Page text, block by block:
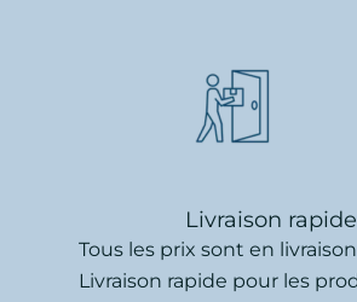
Livraison rapide
Tous les prix sont en
Livraison rapide pour les